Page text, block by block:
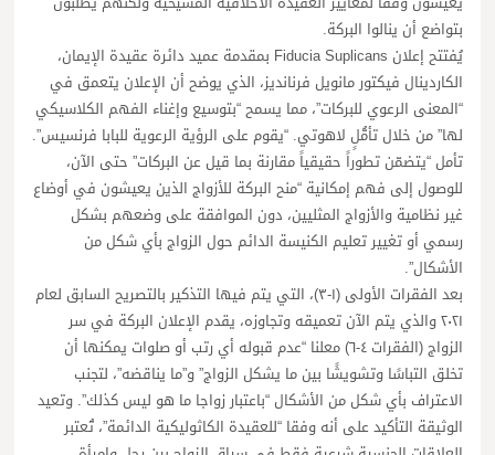
بتواضع أن ينالوا البركة.
يُفتتح إعلان Fiducia Suplicans بمقدمة عميد دائرة عقيدة الإيمان،
الكاردينال فيكتور مانويل فرنانديز، الذي يوضح أن الإعلان يتعمق في
“المعنى الرعوي للبركات”، مما يسمح “بتوسيع وإغناء الفهم الكلاسيكي
لها” من خلال تأمُّلٍ لاهوتي. “يقوم على الرؤية الرعوية للبابا فرنسيس”.
تأمل “يتضمّن تطوراً حقيقياً مقارنة بما قيل عن البركات” حتى الآن،
للوصول إلى فهم إمكانية “منح البركة للأزواج الذين يعيشون في أوضاع
غير نظامية والأزواج المثليين، دون الموافقة على وضعهم بشكل
رسمي أو تغيير تعليم الكنيسة الدائم حول الزواج بأي شكل من
الأشكال”.
بعد الفقرات الأولى (١-٣)، التي يتم فيها التذكير بالتصريح السابق لعام
٢٠٢١ والذي يتم الآن تعميقه وتجاوزه، يقدم الإعلان البركة في سر
الزواج (الفقرات ٤-٦) معلنا “عدم قبوله أي رتب أو صلوات يمكنها أن
تخلق التباسًا وتشويشًا بين ما يشكل الزواج” و”ما يناقضه”، لتجنب
الاعتراف بأي شكل من الأشكال “باعتبار زواجا ما هو ليس كذلك”. وتعيد
الوثيقة التأكيد على أنه وفقا “للعقيدة الكاثوليكية الدائمة”، تُعتبر